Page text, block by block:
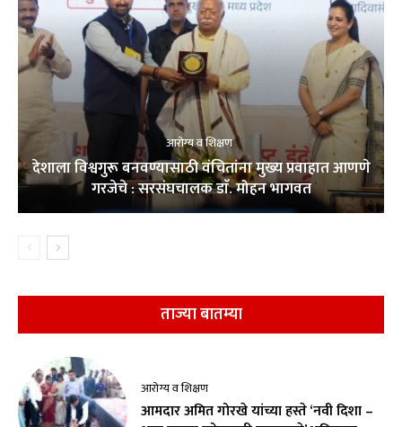
आरोग्य व शिक्षण
देशाला विश्वगुरू बनवण्यासाठी वंचितांना मुख्य प्रवाहात आणणे
गरजेचे : सरसंघचालक डाॅ. मोहन भागवत
ताज्या बातम्या
आरोग्य व शिक्षण
आमदार अमित गोरखे यांच्या हस्ते ‘नवी दिशा –